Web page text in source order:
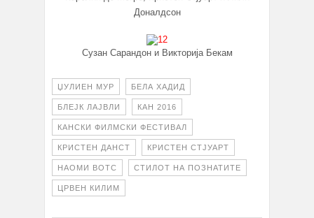
Доналдсон
Сузан Сарандон и Викторија Бекам
ЏУЛИЕН МУР БЕЛА ХАДИД
БЛЕЈК ЛАЈВЛИ КАН 2016
КАНСКИ ФИЛМСКИ ФЕСТИВАЛ
КРИСТЕН ДАНСТ КРИСТЕН СТЈУАРТ
НАОМИ ВОТС СТИЛОТ НА ПОЗНАТИТЕ
ЦРВЕН КИЛИМ